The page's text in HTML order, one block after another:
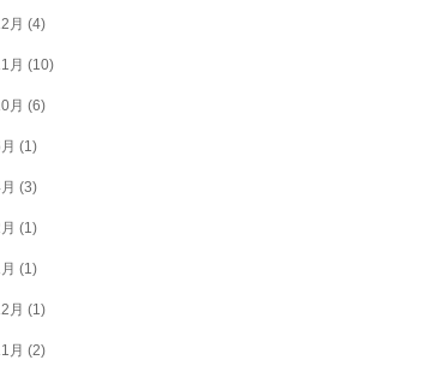
月 (4)
月 (10)
月 (6)
(1)
(3)
(1)
(1)
月 (1)
月 (2)